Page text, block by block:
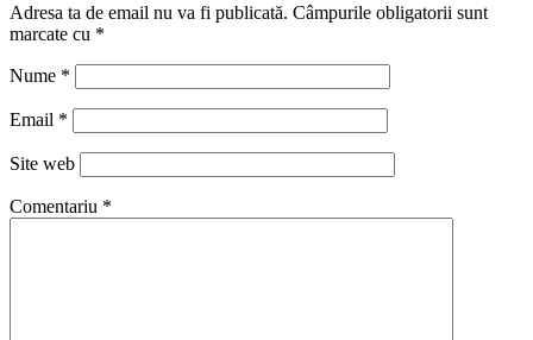
Adresa ta de email nu va fi publicată. Câmpurile obligatorii sunt
marcate cu *
Nume *
Email *
Site web
Comentariu *